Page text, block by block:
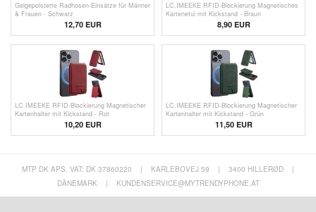
Gelgepolsterte Radhosen-Einsätze für Männer
& Frauen - Schwarz
12,70 EUR
LC.IMEEKE RFID-Blockierung Magnetisches
Kartenetui mit Kickstand - Braun
8,90EUR
LC.IMEEKE RFID-Blockierung Magnetischer
Kartenhalter mit Kickstand - Rot
10,20EUR
LC.IMEEKE RFID-Blockierung Magnetischer
Kartenhalter mit Kickstand - Grün
11,50 EUR
MTP DK APS, VAT: DK 37860220 | KARLEBOVEJ 59 | 3400 HILLERØD
|
DÄNEMARK
| KUNDENSERVICE@MYTRENDYPHONE.AT